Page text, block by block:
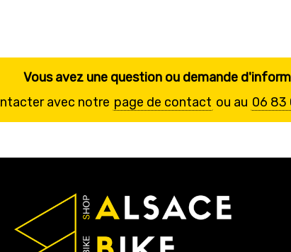
Vous avez une question ou demande
avec notre page de contact ou au 06 83